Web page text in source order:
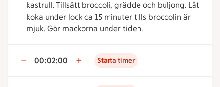
kastrull. Tillsätt broccoli, grädde och buljong. Låt
koka under lock ca 15 minuter tills broccolin är
mjuk. Gör mackorna under tiden.
00:02:00 Starta timer